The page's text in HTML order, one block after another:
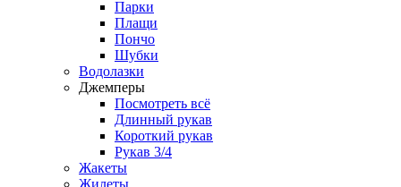
Парки
Плащи
Пончо
Шубки
Водолазки
Джемперы
Посмотреть всё
Длинный рукав
Короткий рукав
Рукав 3/4
Жакеты
Жилеты